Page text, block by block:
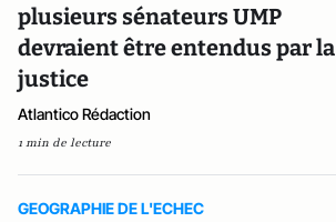
plusieurs sénateurs UMP
devraient être entendus par la
justice
Atlantico Rédaction
1 min de lecture
GEOGRAPHIE DE L'ECHEC